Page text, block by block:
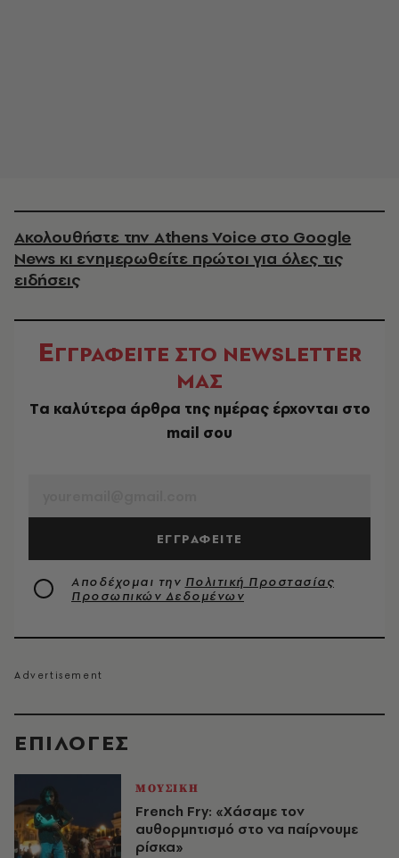
EΠΙΛΟΓΈΣ
ΜΟΥΣΙΚΗ
French Fry: «Χάσαμε τον
αυθορμητισμό στο να παίρνουμε
ρίσκα»
Ακολουθήστε την Athens Voice στο Google
News κι ενημερωθείτε πρώτοι για όλες τις
ειδήσεις
ΕΓΓΡΑΦΕΙΤΕ ΣΤΟ NEWSLETTER
ΜΑΣ
Tα καλύτερα άρθρα της ημέρας έρχονται στο
mail σου
ΕΓΓΡΑΦΕΙΤΕ
Αποδέχομαι την Πολιτική Προστασίας
Προσωπικών Δεδομένων